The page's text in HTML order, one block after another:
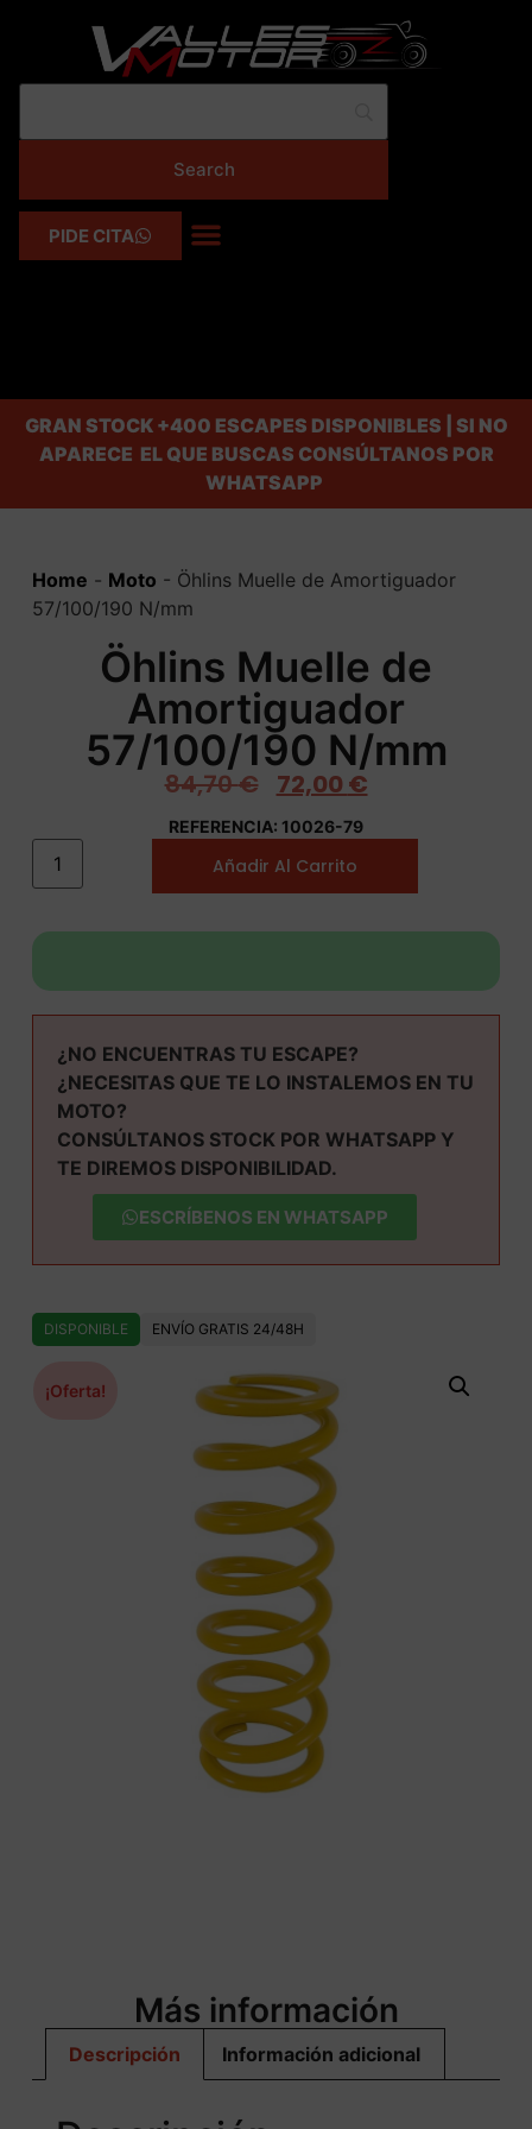
PIDE CITA
GRAN STOCK+400 ESCAPES DISPONIBLES | SI NO
APARECE EL QUE BUSCAS CONSÚLTANOS POR
WHATSAPP
Home - Moto - Öhlins Muelle de Amortiguador
57/100/190 N/mm
Öhlins Muelle de
Amortiguador
57/100/190 N/mm
84,70€ 72,00 €
REFERENCIA: 10026-79
Añadir Al Carrito
¿NO ENCUENTRAS TU ESCAPE?
¿NECESITAS QUE TE LO INSTALEMOS EN TU
MOTO?
CONSÚLTANOS STOCK POR WHATSAPP Y
TE DIREMOS DISPONIBILIDAD.
ESCRÍBENOS EN WHATSAPP
DISPONIBLE ENVÍO GRATIS 24/48H
¡Oferta!
Más información
Descripción Información adicional